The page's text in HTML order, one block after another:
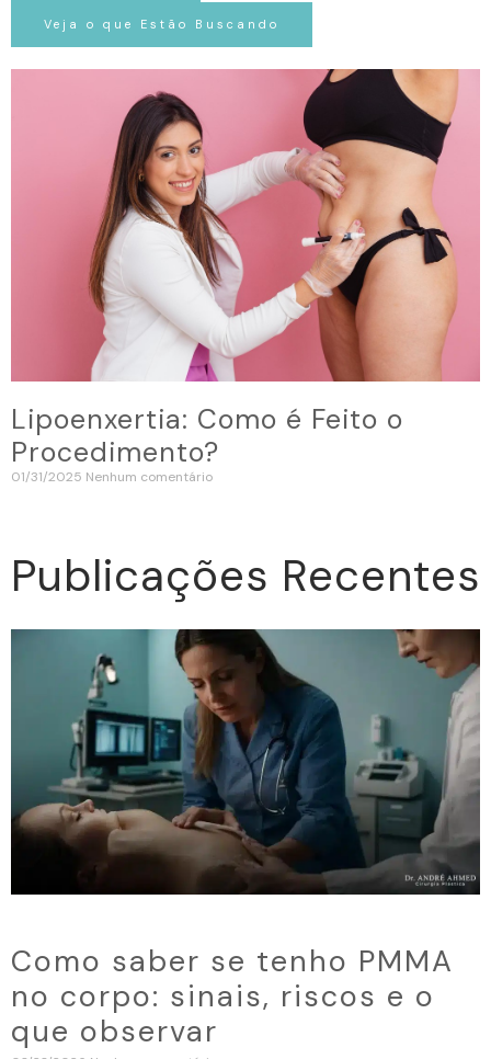
Veja o que Estão Buscando
Lipoenxertia: Como é Feito o
Procedimento?
01/31/2025 Nenhum comentário
Publicações Recentes
Como saber se tenho PMMA
no corpo: sinais, riscos e o
que observar